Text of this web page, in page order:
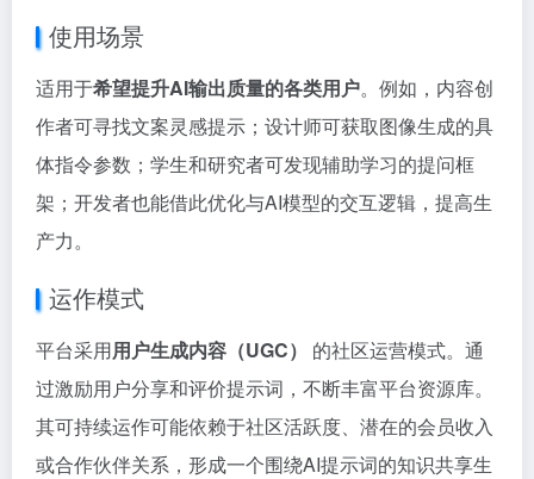
使用场景
适用于希望提升AI输出质量的各类用户。例如，内容创
作者可寻找文案灵感提示；设计师可获取图像生成的具
体指令参数；学生和研究者可发现辅助学习的提问框
架；开发者也能借此优化与AI模型的交互逻辑，提高生
产力。
运作模式
平台采用用户生成内容（UGC）
的社区运营模式。通
过激励用户分享和评价提示词，不断丰富平台资源库。
其可持续运作可能依赖于社区活跃度、潜在的会员收入
或合作伙伴关系，形成一个围绕AI提示词的知识共享生